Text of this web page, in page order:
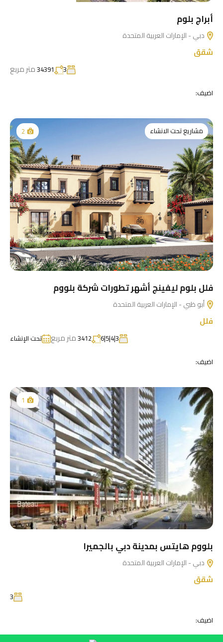
أبراج بلوم
دبي - الإمارات العربية المتحدة
شقق
3
34391متر مربع
اضيف:
مشاريع تحت الانشاء 2
فلل بلوم ليفينج أشهر تطورات شركة بلووم
أبو ظبي - الإمارات العربية المتحدة
فلل
3|4|5|6
3412متر مربع
تحت الإنشاء
اضيف:
1
بلووم هايتس بمدينة دبي بالجميرا
دبي - الإمارات العربية المتحدة
شقق
3
اضيف: